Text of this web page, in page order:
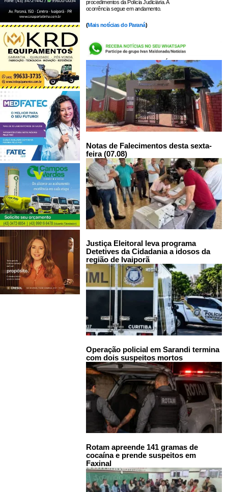
procedimentos da Polícia Judiciária. A
ocorrência segue em andamento.
(Mais notícias do Paraná)
LEIA TAMBÉM:
Notas de Falecimentos desta sexta-
feira (07.08)
Justiça Eleitoral leva programa
Detetives da Cidadania a idosos da
região de Ivaiporã
Operação policial em Sarandi termina
com dois suspeitos mortos
Rotam apreende 141 gramas de
cocaína e prende suspeitos em
Faxinal